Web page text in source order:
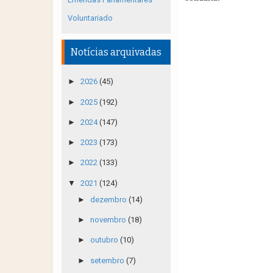
Voluntariado
Notícias arquivadas
► 2026 (45)
► 2025 (192)
► 2024(147)
► 2023 (173)
► 2022 (133)
▼ 2021 (124)
► dezembro (14)
► novembro (18)
► outubro (10)
► setembro (7)